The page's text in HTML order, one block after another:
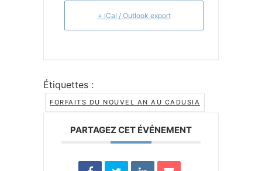
+ iCal / Outlook export
Étiquettes :
FORFAITS DU NOUVEL AN AU CADUSIA
PARTAGEZ CET ÉVÉNEMENT